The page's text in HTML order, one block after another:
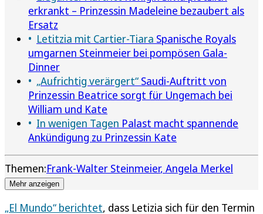
erkrankt – Prinzessin Madeleine bezaubert als
Ersatz
Letitzia mit Cartier-Tiara Spanische Royals
umgarnen Steinmeier bei pompösen Gala-
Dinner
„Aufrichtig verärgert“ Saudi-Auftritt von
Prinzessin Beatrice sorgt für Ungemach bei
William und Kate
In wenigen Tagen Palast macht spannende
Ankündigung zu Prinzessin Kate
Themen:Frank-Walter Steinmeier Angela Merkel
Mehr anzeigen
„El Mundo“ berichtet, dass Letizia sich für den Termin